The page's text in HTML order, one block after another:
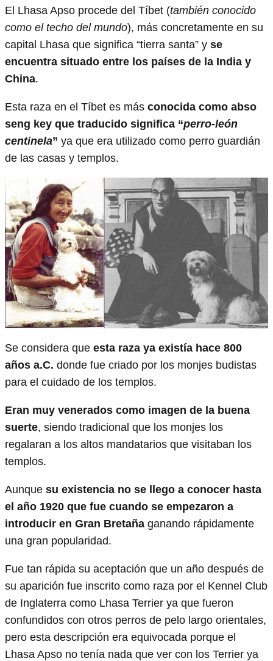
El Lhasa Apso procede del Tíbet (también conocido
como el techo del mundo), más concretamente en su
capital Lhasa que significa “tierra santa” y se
encuentra situado entre los países de la India y
China.
Esta raza en el Tíbet es más conocida como abso
seng key que traducido significa “perro-león
centinela” ya que era utilizado como perro guardián
de las casas y templos.
Se considera que esta raza ya existía hace 800
años a.C. donde fue criado por los monjes budistas
para el cuidado de los templos.
Eran muy venerados como imagen de la buena
suerte, siendo tradicional que los monjes los
regalaran a los altos mandatarios que visitaban los
templos.
Aunque su existencia no se llego a conocer hasta
el año 1920 que fue cuando se empezaron a
introducir en Gran Bretaña ganando rápidamente
una gran popularidad.
Fue tan rápida su aceptación que un año después de
su aparición fue inscrito como raza por el Kennel Club
de Inglaterra como Lhasa Terrier ya que fueron
confundidos con otros perros de pelo largo orientales,
pero esta descripción era equivocada porque el
Lhasa Apso no tenía nada que ver con los Terrier ya